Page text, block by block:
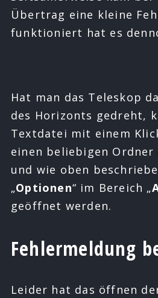
Übertrag eine kleine
funktioniert hat es
Hat man das Teleskop
des Horizonts gedreht,
Textdatei mit einem
einen beliebigen
und wie oben
„Optionen“ im Bereich „
geöffnet werden.
Fehlermeldung
Leider hat das öffnen